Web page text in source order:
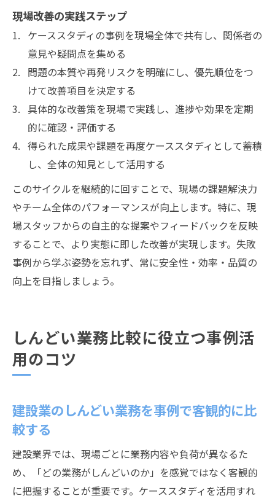
現場改善の実践ステップ
ケーススタディの事例を現場全体で共有し、関係者の
意見や疑問点を集める
問題の本質や再発リスクを明確にし、優先順位をつ
けて改善項目を決定する
具体的な改善策を現場で実践し、進捗や効果を定期
的に確認・評価する
得られた成果や課題を再度ケーススタディとして蓄積
し、全体の知見として活用する
このサイクルを継続的に回すことで、現場の課題解決力
やチーム全体のパフォーマンスが向上します。特に、現
場スタッフからの自主的な提案やフィードバックを反映
することで、より実態に即した改善が実現します。失敗
事例から学ぶ姿勢を忘れず、常に安全性・効率・品質の
向上を目指しましょう。
しんどい業務比較に役立つ事例活
用のコツ
建設業のしんどい業務を事例で客観的に比
較する
建設業界では、現場ごとに業務内容や負荷が異なるた
め、「どの業務がしんどいのか」を感覚ではなく客観的
に把握することが重要です。ケーススタディを活用すれ